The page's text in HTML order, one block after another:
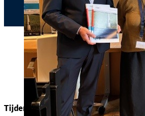
Tijdens de Preuvenemint meeting